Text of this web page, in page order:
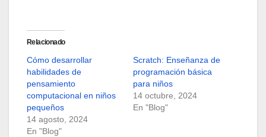
Relacionado
Cómo desarrollar
habilidades de
pensamiento
computacional en niños
pequeños
14 agosto, 2024
En "Blog"
Scratch: Enseñanza de
programación básica
para niños
14 octubre, 2024
En "Blog"